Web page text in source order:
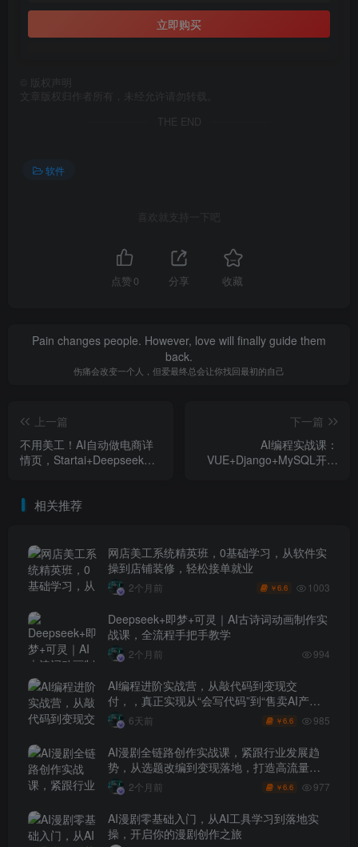
立即购买
版权声明
文章版权归作者所有，未经允许请勿转载。
THE END
软件
喜欢就支持一下吧
点赞 0 分享 收藏
Pain changes people. However, love will finally guide them
back.
伤痛会改变一个人，但爱最终总会让你找回最初的自己
上一篇
不用美工！AI自动做电商详
情页，Startai+Deepseek万
下一篇
AI编程实战课：
VUE+Django+MySQL开发
相关推荐
网店美工系统精英班，0基础学习，从软件实
操到店铺装修，轻松接单就业
2个月前 ￥6.6 1003
Deepseek+即梦+可灵｜AI古诗词动画制作实
战课，全流程手把手教学
2个月前 994
AI编程进阶实战营，从敲代码到变现交
付，，真正实现从“会写代码”到“售卖AI产品
盈利”的跨越
6天前 ￥6.6 985
AI漫剧全链路创作实战课，紧跟行业发展趋
势，从选题改编到变现落地，打造高流量优
质作品2个月前 ￥6.6 977
AI漫剧零基础入门，从AI工具学习到落地实
操，开启你的漫剧创作之旅